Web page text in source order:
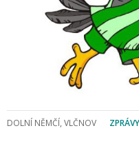
DOLNÍ NĚMČÍ, VLČNOV ZPRÁVY